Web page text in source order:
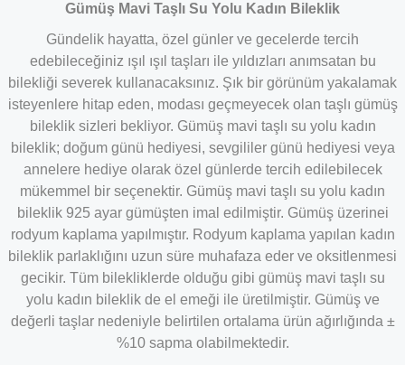
Gümüş Mavi Taşlı Su Yolu Kadın Bileklik
Gündelik hayatta, özel günler ve gecelerde tercih
edebileceğiniz ışıl ışıl taşları ile yıldızları anımsatan bu
bilekliği severek kullanacaksınız. Şık bir görünüm yakalamak
isteyenlere hitap eden, modası geçmeyecek olan taşlı gümüş
bileklik sizleri bekliyor. Gümüş mavi taşlı su yolu kadın
bileklik; doğum günü hediyesi, sevgililer günü hediyesi veya
annelere hediye olarak özel günlerde tercih edilebilecek
mükemmel bir seçenektir. Gümüş mavi taşlı su yolu kadın
bileklik 925 ayar gümüşten imal edilmiştir. Gümüş üzerinei
rodyum kaplama yapılmıştır. Rodyum kaplama yapılan kadın
bileklik parlaklığını uzun süre muhafaza eder ve oksitlenmesi
gecikir. Tüm bilekliklerde olduğu gibi gümüş mavi taşlı su
yolu kadın bileklik de el emeği ile üretilmiştir. Gümüş ve
değerli taşlar nedeniyle belirtilen ortalama ürün ağırlığında ±
%10 sapma olabilmektedir.